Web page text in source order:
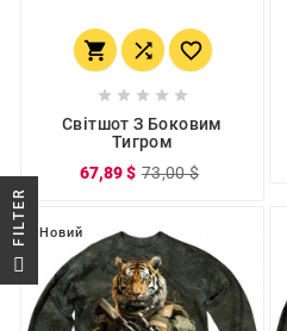
  
    
Світшот З Боковим
Тигром
67,89 $ 73,00 $
Новий
R